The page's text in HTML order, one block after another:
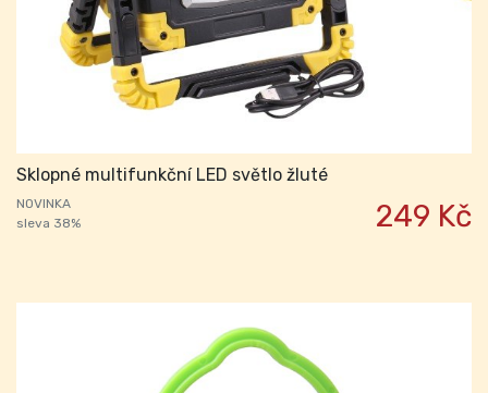
Sklopné multifunkční LED světlo žluté
NOVINKA
sleva 38%
249 Kč